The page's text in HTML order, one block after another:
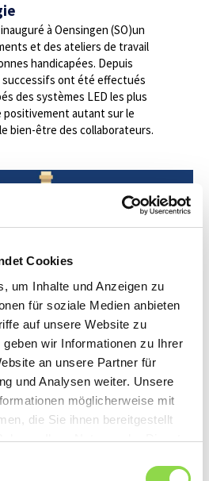
Cookies
um Inhalte und Anzeigen zu
für soziale Medien anbieten
auf unsere Website zu
wir Informationen zu Ihrer
an unsere Partner für
und Analysen weiter. Unsere
möglicherweise mit
die Sie ihnen bereitgestellt
Ihrer Nutzung der Dienste
à Oensingen (SO)un
et des ateliers de travail
handicapées. Depuis
successifs ont été effectués
des systèmes LED les plus
autant sur le
bien-être des collaborateurs.
explique cette
s’effectue par
individuels ou
notre vidéo montre